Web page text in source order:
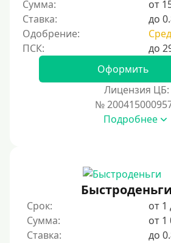
Без прописки
Без регистрации
С временной регистрацией
Без подтверждения личности
Пенсионерам до 70 лет
Пенсионерам до 85 лет
Безработным
Даже бомжам
Без указания места работы
Сумма:
Ставка:
до
Одобрение:
Оформить
Лицензия ЦБ:
№
Подробнее
Быстроденьги
Срок:
от 1
Сумма:
от 1
Ставка:
до